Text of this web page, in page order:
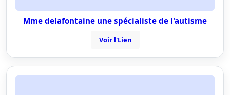
Mme delafontaine une spécialiste de l'autisme
Voir l'Lien